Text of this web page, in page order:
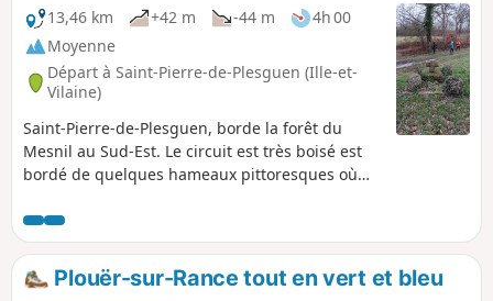
13,46 km
+42 m -44 m
4h 00
Moyenne
Départ à Saint-Pierre-de-Plesguen (Ille-et-
Vilaine)
Saint-Pierre-de-Plesguen, borde la forêt du
Mesnil au Sud-Est. Le circuit est très boisé est
bordé de quelques hameaux pittoresques où
patinée par le temps, en plus ou moins bon
état. Un magnifique four à pain est visible un
peu en dehors du circuit au lieu-dit La Planche
au niveau de la première maison à droite.
Plouër-sur-Rance tout en vert et bleu